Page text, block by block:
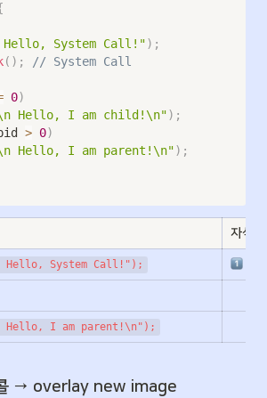
System Call!") ;
( ) ; // System Call
0)
Hello, I am child!\n") ;
> 0)
Hello, I am parent!\n") ;
자식
System Call!");
I am parent!\n");
→ overlay new image